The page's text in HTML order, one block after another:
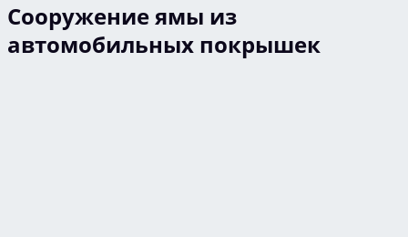
Сооружение ямы из
автомобильных покрышек